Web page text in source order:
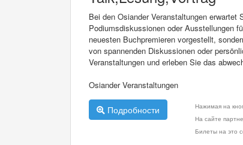
Bei den Osiander Veranstaltungen
Podiumsdiskussionen oder Ausstellungen
neuesten Buchpremieren vorgestellt,
von spannenden Diskussionen oder
Veranstaltungen und erleben Sie das
Osiander Veranstaltungen
Подробности
Нажимая на
На сайте
Билеты на это